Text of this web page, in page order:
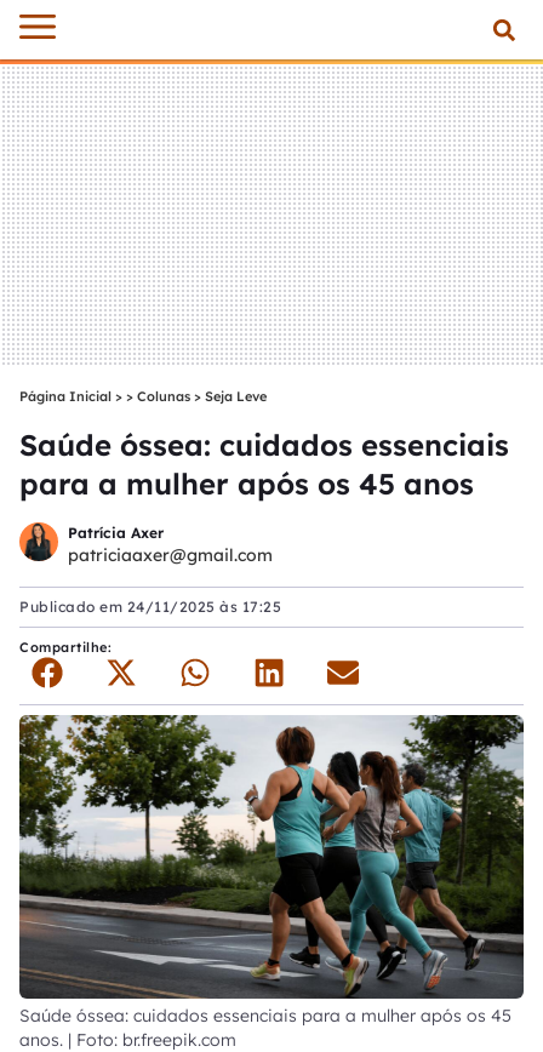
Página Inicial > Colunas > Seja Leve
Saúde óssea: cuidados essenciais
para a mulher após os 45 anos
Patrícia Axer
patriciaaxer@gmail.com
Publicado em 24/11/2025 às 17:25
Compartilhe:
Saúde óssea: cuidados essenciais para a mulher após os 45
anos. | Foto: br.freepik.com